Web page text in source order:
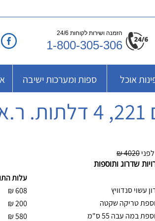
הזמנה ושירות לקוחות 24/6
1-800-305-306
אוכל ספות ומערכות ישיבה
4020 ₪
שדרוג ותוספות
עלות
עשוי סנדוויץ
608
₪
טריקה שקטה
200
₪
במה עבה 55 ס"מ
580
₪